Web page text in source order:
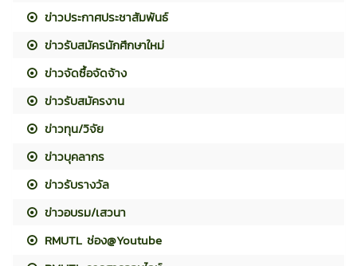
ข่าวประกาศประชาสัมพันธ์
ข่าวรับสมัครนักศึกษาใหม่
ข่าวจัดซื้อจัดจ้าง
ข่าวรับสมัครงาน
ข่าวทุน/วิจัย
ข่าวบุคลากร
ข่าวรับรางวัล
ข่าวอบรม/เสวนา
RMUTL ช่อง@Youtube